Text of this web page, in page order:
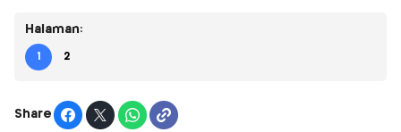
Halaman:
1 2
Share